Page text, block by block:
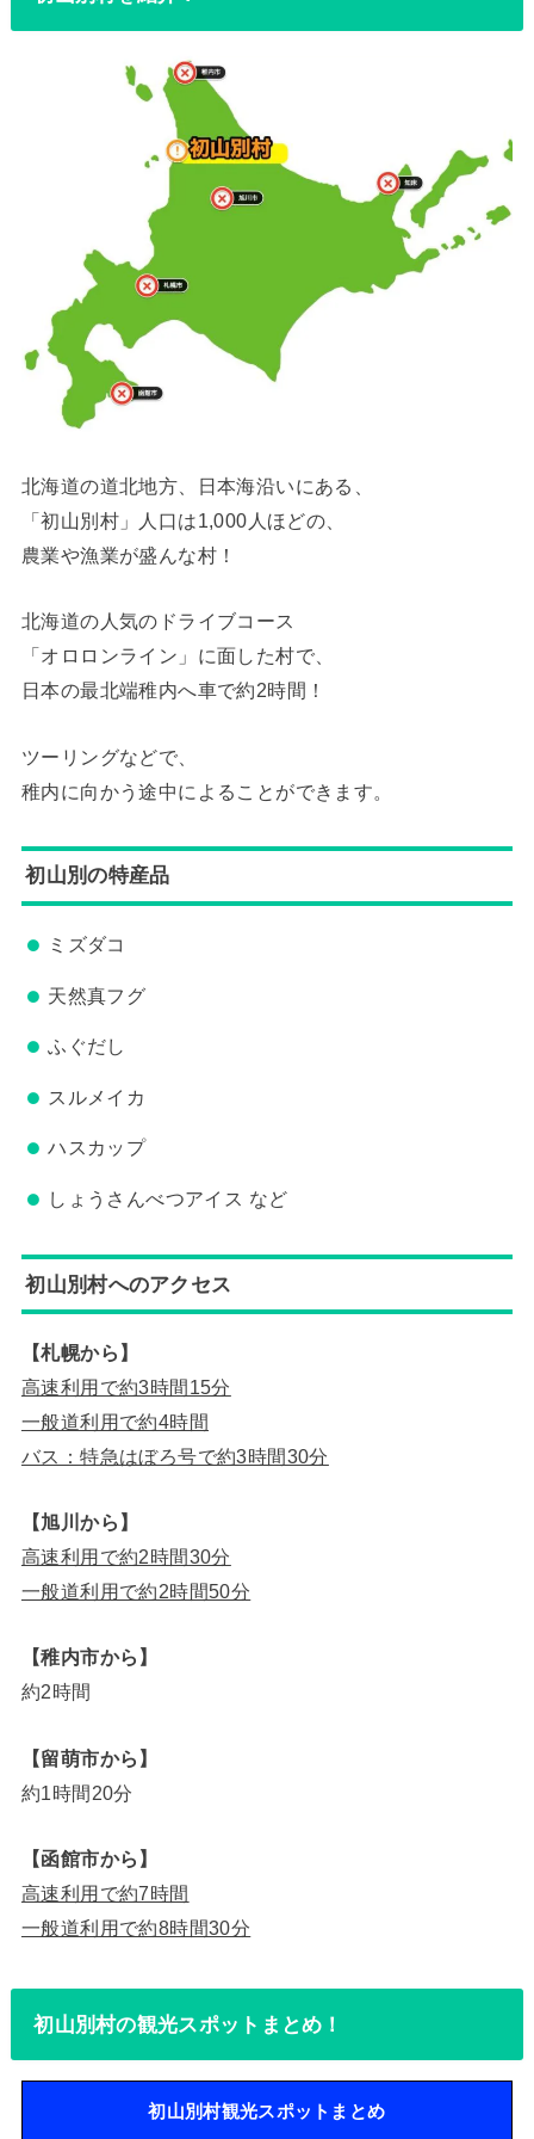
北海道の道北地方、日本海沿いにある、
「初山別村」人口は1,000人ほどの、
農業や漁業が盛んな村！
北海道の人気のドライブコース
「オロロンライン」に面した村で、
日本の最北端稚内へ車で約2時間！
ツーリングなどで、
稚内に向かう途中によることができます。
初山別の特産品
ミズダコ
天然真フグ
ふぐだし
スルメイカ
ハスカップ
しょうさんべつアイス など
初山別村へのアクセス
【札幌から】
高速利用で約3時間15分
一般道利用で約4時間
バス：特急はぼろ号で約3時間30分
【旭川から】
高速利用で約2時間30分
一般道利用で約2時間50分
【稚内市から】
約2時間
【留萌市から】
約1時間20分
【函館市から】
高速利用で約7時間
一般道利用で約8時間30分
初山別村の観光スポットまとめ！
初山別村観光スポットまとめ